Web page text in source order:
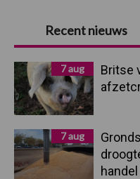
Primaire
Sidebar
Recent nieuws
7 aug
Britse
7 aug